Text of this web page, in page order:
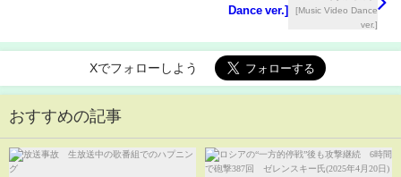
Dance ver.]
Xでフォローしよう
おすすめの記事